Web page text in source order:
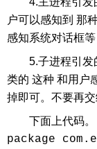
户可以感知到 那
感知系统对话框
5.子进程引发
类的 这种 和用户
掉即可。不要再交
下面上代码。
package